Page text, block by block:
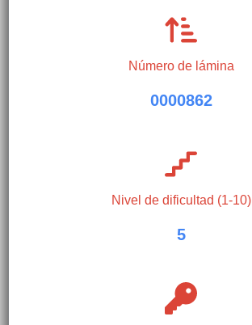
Número de lámina
0000862
Nivel de dificultad (1-10)
5